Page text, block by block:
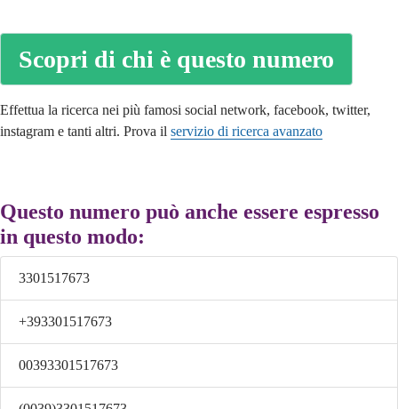
Scopri di chi è questo numero
Effettua la ricerca nei più famosi social network, facebook, twitter,
instagram e tanti altri. Prova il servizio di ricerca avanzato
Questo numero può anche essere espresso
in questo modo:
3301517673
+393301517673
00393301517673